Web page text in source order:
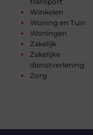
Winkelen
Woning en Tuin
Woningen
Zakelijk
Zakelijke
dienstverlening
Zorg